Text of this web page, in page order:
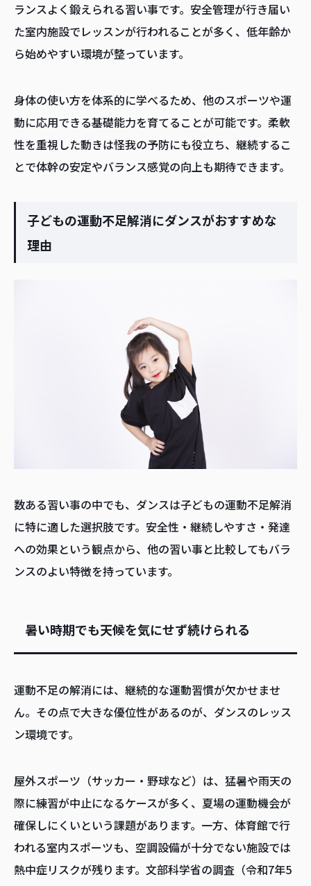
ランスよく鍛えられる習い事です。安全管理が行き届い
た室内施設でレッスンが行われることが多く、低年齢か
ら始めやすい環境が整っています。
身体の使い方を体系的に学べるため、他のスポーツや運
動に応用できる基礎能力を育てることが可能です。柔軟
性を重視した動きは怪我の予防にも役立ち、継続するこ
とで体幹の安定やバランス感覚の向上も期待できます。
子どもの運動不足解消にダンスがおすすめな
理由
数ある習い事の中でも、ダンスは子どもの運動不足解消
に特に適した選択肢です。安全性・継続しやすさ・発達
への効果という観点から、他の習い事と比較してもバラ
ンスのよい特徴を持っています。
暑い時期でも天候を気にせず続けられる
運動不足の解消には、継続的な運動習慣が欠かせませ
ん。その点で大きな優位性があるのが、ダンスのレッス
ン環境です。
屋外スポーツ（サッカー・野球など）は、猛暑や雨天の
際に練習が中止になるケースが多く、夏場の運動機会が
確保しにくいという課題があります。一方、体育館で行
われる室内スポーツも、空調設備が十分でない施設では
熱中症リスクが残ります。文部科学省の調査（令和7年5